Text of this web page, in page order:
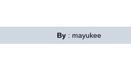
By : mayukee